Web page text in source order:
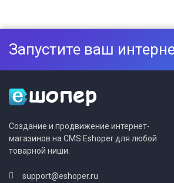
Запустите ваш
Создание и продвижение интернет-
магазинов на CMS Eshoper для любой
товарной ниши.
support@eshoper.ru